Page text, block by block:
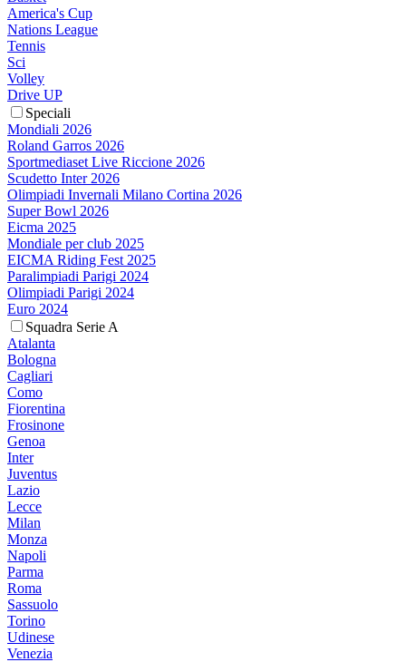
America's Cup
Nations League
Tennis
Sci
Volley
Drive UP
Speciali
Mondiali 2026
Roland Garros 2026
Sportmediaset Live Riccione 2026
Scudetto Inter 2026
Olimpiadi Invernali Milano Cortina 2026
Super Bowl 2026
Eicma 2025
Mondiale per club 2025
EICMA Riding Fest 2025
Paralimpiadi Parigi 2024
Olimpiadi Parigi 2024
Euro 2024
Squadra Serie A
Atalanta
Bologna
Cagliari
Como
Fiorentina
Frosinone
Genoa
Inter
Juventus
Lazio
Lecce
Milan
Monza
Napoli
Parma
Roma
Sassuolo
Torino
Udinese
Venezia